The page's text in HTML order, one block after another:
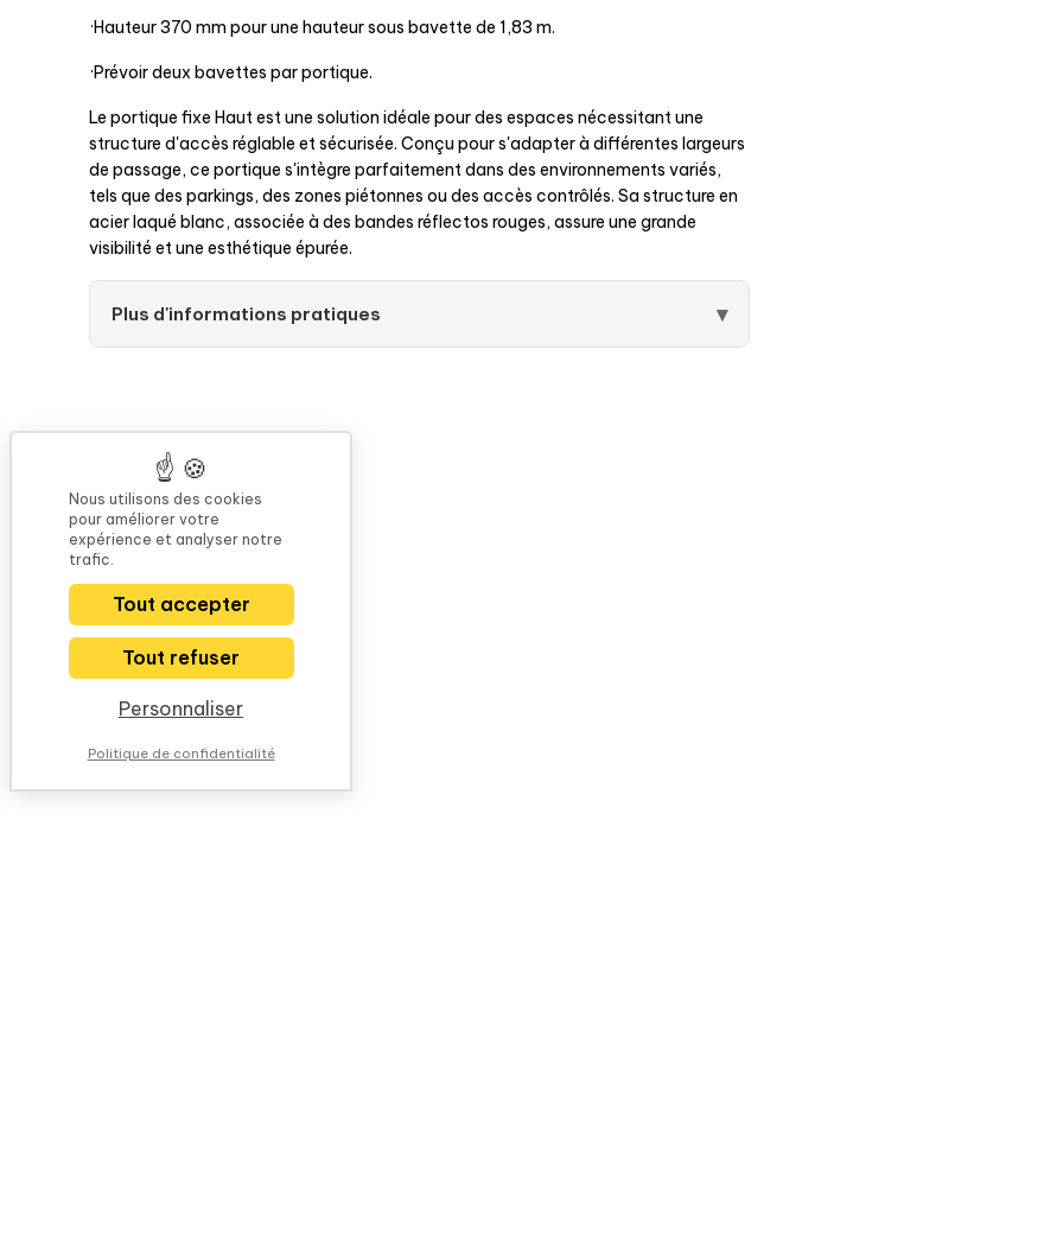
·Hauteur 370 mm pour une hauteur sous bavette de 1,83 m.
·Prévoir deux bavettes par portique.
Le portique fixe Haut est une solution idéale pour des espaces nécessitant une
structure d'accès réglable et sécurisée. Conçu pour s'adapter à différentes largeurs
de passage, ce portique s'intègre parfaitement dans des environnements variés,
tels que des parkings, des zones piétonnes ou des accès contrôlés. Sa structure en
acier laqué blanc, associée à des bandes réflectos rouges, assure une grande
visibilité et une esthétique épurée.
Plus d'informations pratiques ▾
Nous utilisons des cookies
pour améliorer votre
expérience et analyser notre
trafic.
Tout accepter
Tout refuser
Personnaliser
Politique de confidentialité